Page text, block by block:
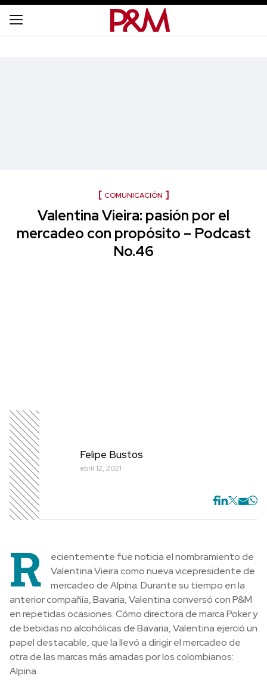
COMUNICACIÓN
Valentina Vieira: pasión por el
mercadeo con propósito – Podcast
No.46
Felipe Bustos
abril 12, 2021
R
ecientemente fue noticia el nombramiento de
Valentina Vieira como nueva vicepresidente de
mercadeo de Alpina. Durante su tiempo en la
anterior compañía, Bavaria, Valentina conversó con P&M
en repetidas ocasiones. Cómo directora de marca Poker y
de bebidas no alcohólicas de Bavaria, Valentina ejerció un
papel destacable, que la llevó a dirigir el mercadeo de
otra de las marcas más amadas por los colombianos:
Alpina.